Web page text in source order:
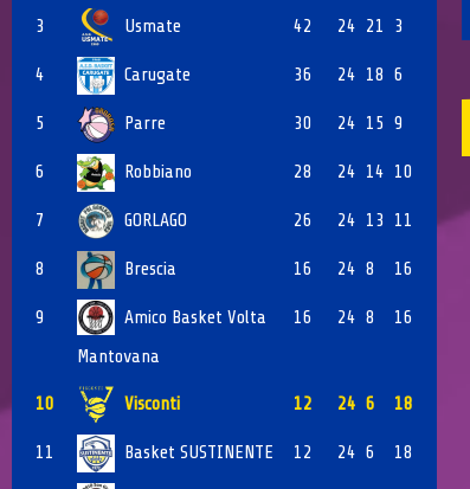
3 Usmate 42 24 21 3
4 Carugate 36 24 18 6
5 Parre 30 24 15 9
6 Robbiano 28 24 14 10
7 GORLAGO 26 24 13 11
8 Brescia 16 24 8 16
9
Amico Basket Volta
Mantovana
16 24 8 16
10 Visconti 12 24 6 18
11 Basket SUSTINENTE 12 24 6 18